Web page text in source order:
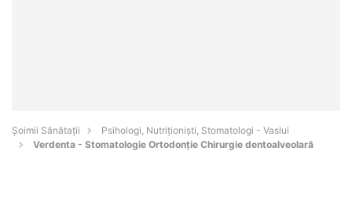
Şoimii Sănătații
Psihologi, Nutriționiști, Stomatologi - Vaslui
Verdenta - Stomatologie Ortodonție Chirurgie dentoalveolară